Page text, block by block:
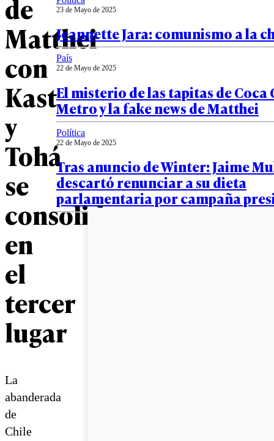
de
Matthei
con
Kast
y
Tohá
se
consolida
en
el
tercer
lugar
La
abanderada
de
Chile
23 de Mayo de 2025
Jeannette Jara: comunismo a la
País
22 de Mayo de 2025
El misterio de las tapitas de Coca
Metro y la fake news de Matthei
Política
22 de Mayo de 2025
Tras anuncio de Winter: Jaime
descartó renunciar a su dieta
parlamentaria por campaña